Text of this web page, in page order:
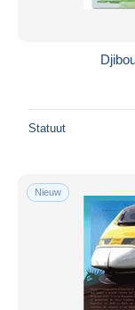
Statuut
Nieuw